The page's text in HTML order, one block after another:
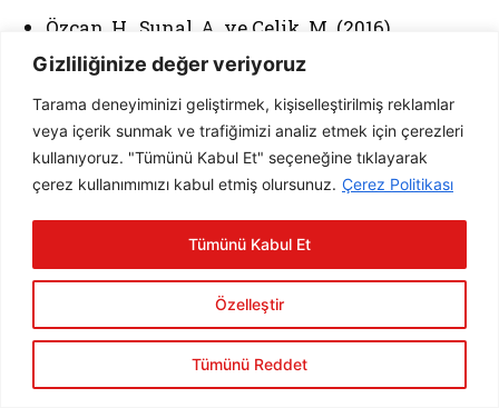
Gizliliğinize değer veriyoruz
Tarama deneyiminizi geliştirmek, kişiselleştirilmiş reklamlar
veya içerik sunmak ve trafiğimizi analiz etmek için çerezleri
kullanıyoruz. "Tümünü Kabul Et" seçeneğine tıklayarak
çerez kullanımımızı kabul etmiş olursunuz. Çerez Politikası
Özelleştir
Tümünü Reddet
Tümünü Kabul Et
Özcan, H., Sunal, A. ve Çelik, M. (2016).
Maternal attachment styles and
Türkiye Psikiyatri Dergisi, 17(3), 156–163.
Ruppert, F. (2011). Symbiosis and autonomy:
Symbiotic trauma and love beyond
entanglements. Green Balloon Publishing.
the developing right brain: The neurobiology
of broken attachment bonds. In T. Baradon
(Ed.), Relational trauma in infancy (ss. 19–